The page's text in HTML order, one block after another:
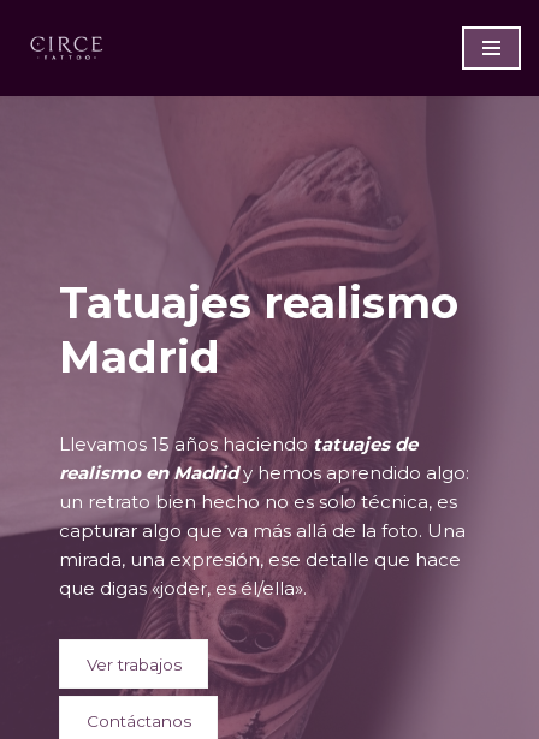
Saltar
al
Tatuajes realismo
Madrid
Llevamos 15 años haciendo tatuajes de
realismo en Madridy hemos aprendido algo:
un retrato bien hecho no es solo técnica, es
capturar algo que va más allá de la foto. Una
mirada, una expresión, ese detalle que hace
que digas «joder, es él/ella».
Ver trabajos
Contáctanos